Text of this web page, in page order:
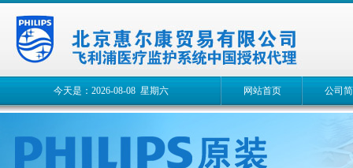
今天是：2026-08-08 星期六 网站首页 公司